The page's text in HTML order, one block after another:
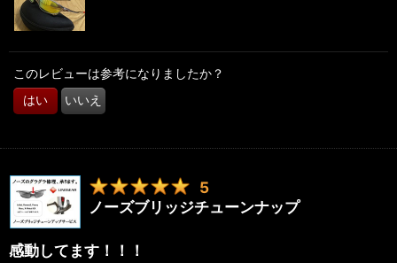
このレビューは参考になりましたか？
はい いいえ
5
ノーズブリッジチューンナップ
感動してます！！！